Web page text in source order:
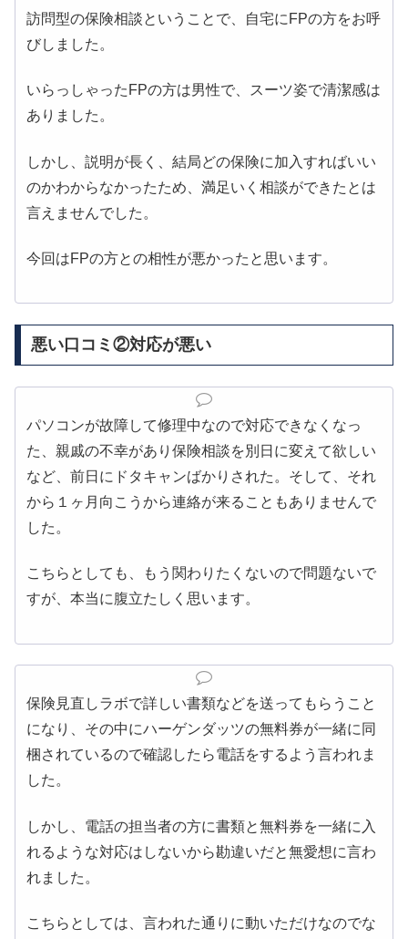
訪問型の保険相談ということで、自宅にFPの方をお呼
びしました。
いらっしゃったFPの方は男性で、スーツ姿で清潔感は
ありました。
しかし、説明が長く、結局どの保険に加入すればいい
のかわからなかったため、満足いく相談ができたとは
言えませんでした。
今回はFPの方との相性が悪かったと思います。
悪い口コミ②対応が悪い
パソコンが故障して修理中なので対応できなくなっ
た、親戚の不幸があり保険相談を別日に変えて欲しい
など、前日にドタキャンばかりされた。そして、それ
から１ヶ月向こうから連絡が来ることもありませんで
した。
こちらとしても、もう関わりたくないので問題ないで
すが、本当に腹立たしく思います。
保険見直しラボで詳しい書類などを送ってもらうこと
になり、その中にハーゲンダッツの無料券が一緒に同
梱されているので確認したら電話をするよう言われま
した。
しかし、電話の担当者の方に書類と無料券を一緒に入
れるような対応はしないから勘違いだと無愛想に言わ
れました。
こちらとしては、言われた通りに動いただけなのでな